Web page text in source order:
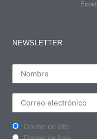
NEWSLETTER
Darme de alta